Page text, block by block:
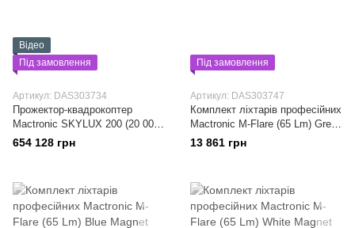
Відео
Під замовлення
Артикул: DAS303734
Прожектор-квадрокоптер
Mactronic SKYLUX 200 (20 000
Lm) (TLD0010)
654 128 грн
Під замовлення
Артикул: DAS303747
Комплект ліхтарів професійних
Mactronic M-Flare (65 Lm) Green
Magnet Synch Recharg 12/220V
(PSD0013)
13 861 грн